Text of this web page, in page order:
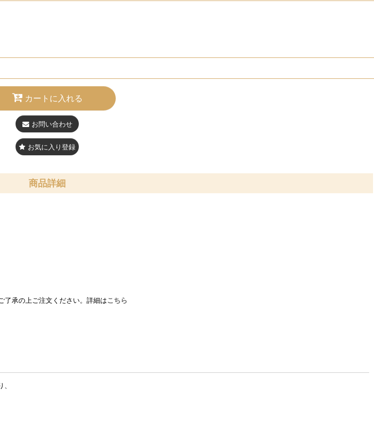
カートに入れる
お問い合わせ
お気に入り登録
商品詳細
了承の上ご注文ください。詳細はこちら